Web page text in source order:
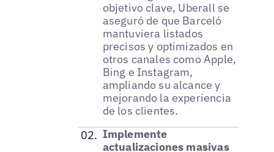
objetivo clave, Uberall se
aseguró de que Barceló
mantuviera listados
precisos y optimizados en
otros canales como Apple,
Bing e Instagram,
ampliando su alcance y
mejorando la experiencia
de los clientes.
Implemente
actualizaciones masivas